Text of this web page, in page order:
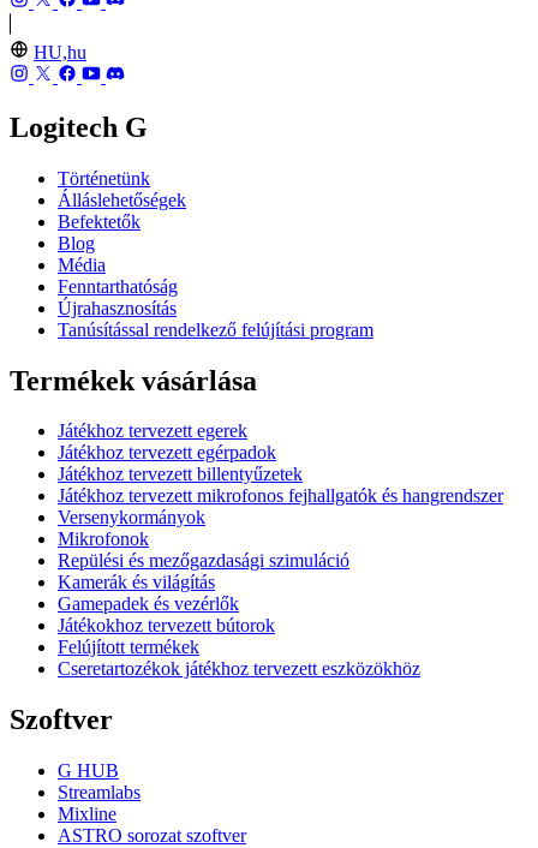
HU,hu
Logitech G
Történetünk
Álláslehetőségek
Befektetők
Blog
Média
Fenntarthatóság
Újrahasznosítás
Tanúsítással rendelkező felújítási program
Termékek vásárlása
Játékhoz tervezett egerek
Játékhoz tervezett egérpadok
Játékhoz tervezett billentyűzetek
Játékhoz tervezett mikrofonos fejhallgatók és hangrendszer
Versenykormányok
Mikrofonok
Repülési és mezőgazdasági szimuláció
Kamerák és világítás
Gamepadek és vezérlők
Játékokhoz tervezett bútorok
Felújított termékek
Cseretartozékok játékhoz tervezett eszközökhöz
Szoftver
G HUB
Streamlabs
Mixline
ASTRO sorozat szoftver